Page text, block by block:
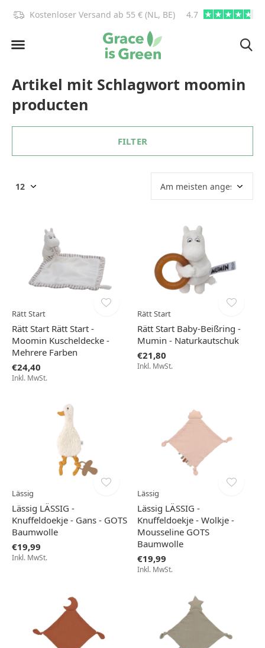
Kostenloser Versand ab 55 € (NL, BE) 4.7
Artikel mit Schlagwort moomin
producten
FILTER
Rätt Start
Rätt Start Rätt Start -
Moomin Kuscheldecke -
Mehrere Farben
€24,40
Inkl. MwSt.
Rätt Start
Rätt Start Baby-Beißring -
Mumin - Naturkautschuk
€21,80
Inkl. MwSt.
Lässig
Lässig LÄSSIG -
Knuffeldoekje - Gans - GOTS
Baumwolle
€19,99
Inkl. MwSt.
Lässig
Lässig LÄSSIG -
Knuffeldoekje - Wolkje -
Mousseline GOTS
Baumwolle
€19,99
Inkl. MwSt.